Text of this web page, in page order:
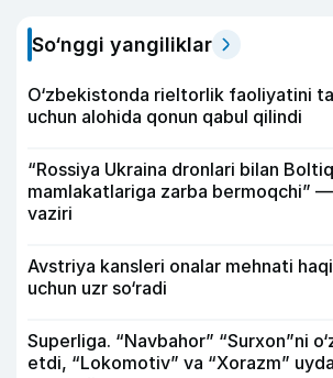
So‘nggi yangiliklar
O‘zbekistonda rieltorlik faoliyatini
uchun alohida qonun qabul qilindi
“Rossiya Ukraina dronlari bilan
mamlakatlariga zarba bermoqchi”
vaziri
Avstriya kansleri onalar mehnati
uchun uzr so‘radi
Superliga. “Navbahor” “Surxon”ni
etdi, “Lokomotiv” va “Xorazm”